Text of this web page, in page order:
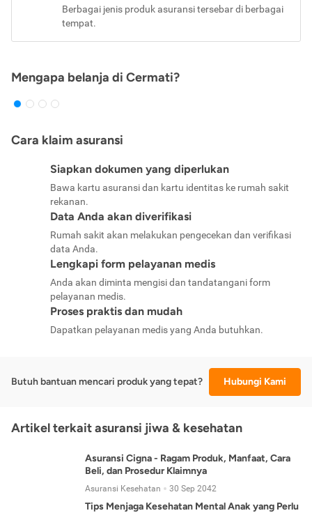
Berbagai jenis produk asuransi tersebar di berbagai
tempat.
Mengapa belanja di Cermati?
Cara klaim asuransi
Siapkan dokumen yang diperlukan
Bawa kartu asuransi dan kartu identitas ke rumah sakit
rekanan.
Data Anda akan diverifikasi
Rumah sakit akan melakukan pengecekan dan verifikasi
data Anda.
Lengkapi form pelayanan medis
Anda akan diminta mengisi dan tandatangani form
pelayanan medis.
Proses praktis dan mudah
Dapatkan pelayanan medis yang Anda butuhkan.
Butuh bantuan mencari produk yang tepat? Hubungi Kami
Artikel terkait asuransi jiwa & kesehatan
Asuransi Cigna - Ragam Produk, Manfaat, Cara
Beli, dan Prosedur Klaimnya
Asuransi Kesehatan 30 Sep 2042
Tips Menjaga Kesehatan Mental Anak yang Perlu